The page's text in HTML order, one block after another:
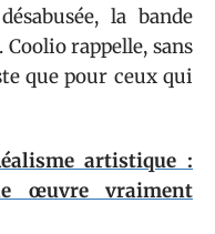
la bande
rappelle, sans
que pour ceux qui
artistique :
œuvre vraiment